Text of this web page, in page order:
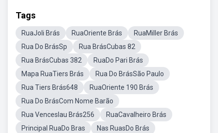
Tags
RuaJoli Brás RuaOriente Brás
RuaMiller Brás
Rua Do BrásSp
Rua BrásCubas 82
Rua BrásCubas 382
RuaDo Pari Brás
Mapa RuaTiers Brás
Rua Do BrásSão Paulo
Rua Tiers Brás648
RuaOriente 190 Brás
Rua Do BrásCom Nome Barão
Rua Venceslau Brás256
RuaCavalheiro Brás
Principal RuaDo Bras
Nas RuasDo Brás